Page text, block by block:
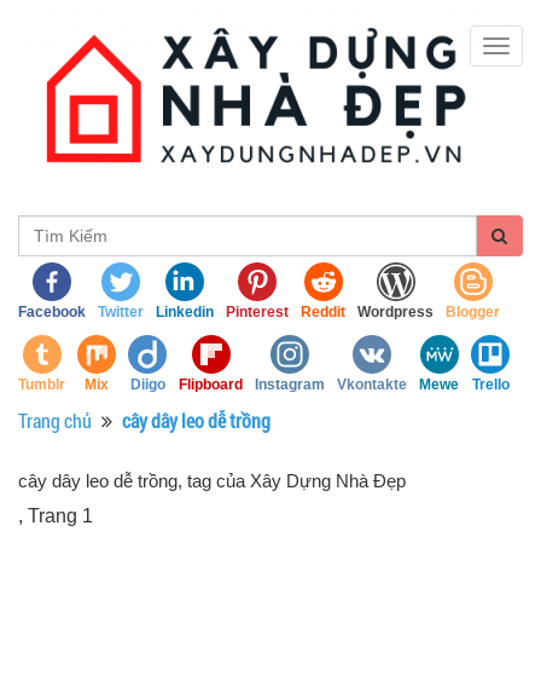
Facebook Twitter Linkedin Pinterest Reddit Wordpress Blogger
Tumblr Mix Diigo Flipboard Instagram Vkontakte Mewe Trello
Trang chủ cây dây leo dễ trồng
cây dây leo dễ trồng, tag của Xây Dựng Nhà Đẹp
, Trang 1